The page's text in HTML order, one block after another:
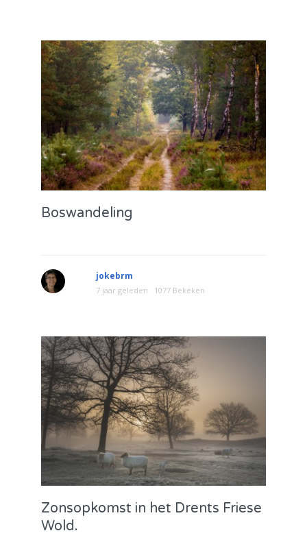
Boswandeling
jokebrm
7 jaar geleden 1077 Bekeken
Zonsopkomst in het Drents Friese
Wold.